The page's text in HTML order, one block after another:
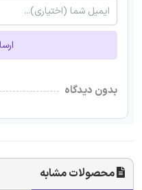
بدون دیدگاه
محصولات مشابه